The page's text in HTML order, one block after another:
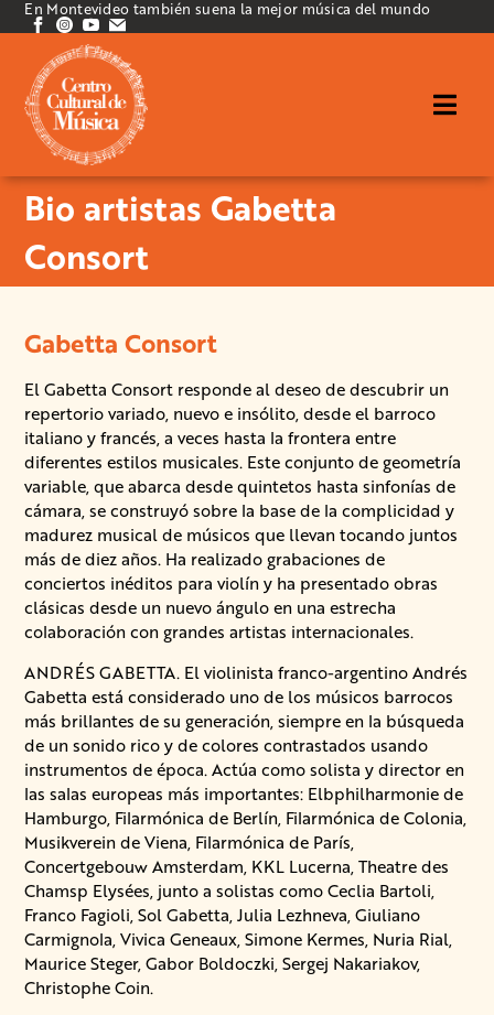
En Montevideo también suena la mejor música del mundo
Bio artistas Gabetta
Consort
Gabetta Consort
El Gabetta Consort responde al deseo de descubrir un
repertorio variado, nuevo e insólito, desde el barroco
italiano y francés, a veces hasta la frontera entre
diferentes estilos musicales. Este conjunto de geometría
variable, que abarca desde quintetos hasta sinfonías de
cámara, se construyó sobre la base de la complicidad y
madurez musical de músicos que llevan tocando juntos
más de diez años. Ha realizado grabaciones de
conciertos inéditos para violín y ha presentado obras
clásicas desde un nuevo ángulo en una estrecha
colaboración con grandes artistas internacionales.
ANDRÉS GABETTA. El violinista franco-argentino Andrés
Gabetta está considerado uno de los músicos barrocos
más brillantes de su generación, siempre en la búsqueda
de un sonido rico y de colores contrastados usando
instrumentos de época. Actúa como solista y director en
las salas europeas más importantes: Elbphilharmonie de
Hamburgo, Filarmónica de Berlín, Filarmónica de Colonia,
Musikverein de Viena, Filarmónica de París,
Concertgebouw Amsterdam, KKL Lucerna, Theatre des
Chamsp Elysées, junto a solistas como Ceclia Bartoli,
Franco Fagioli, Sol Gabetta, Julia Lezhneva, Giuliano
Carmignola, Vivica Geneaux, Simone Kermes, Nuria Rial,
Maurice Steger, Gabor Boldoczki, Sergej Nakariakov,
Christophe Coin.